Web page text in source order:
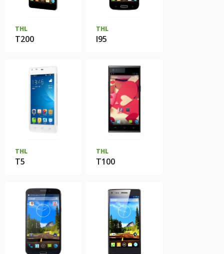
THL
T200
THL
I95
THL
T5
THL
T100